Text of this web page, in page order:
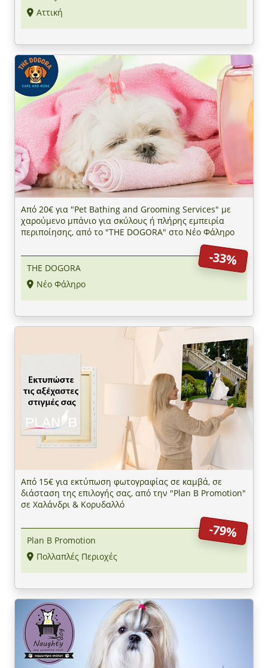
Αττική
Από 20€ για "Pet Bathing and Grooming Services" με
χαρούμενο μπάνιο για σκύλους ή πλήρης εμπειρία
περιποίησης, από το "THE DOGORA" στο Νέο Φάληρο
-33%
THE DOGORA
Νέο Φάληρο
Από 15€ για εκτύπωση φωτογραφίας σε καμβά, σε
διάσταση της επιλογής σας, από την "Plan B Promotion"
σε Χαλάνδρι & Κορυδαλλό
-79%
Plan B Promotion
Πολλαπλές Περιοχές